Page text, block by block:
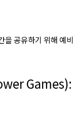
을 공유하기 위해 예
Games):